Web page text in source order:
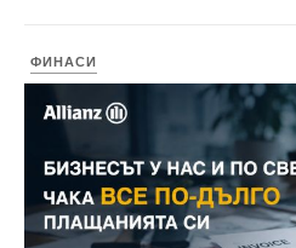
ФИНАСИ